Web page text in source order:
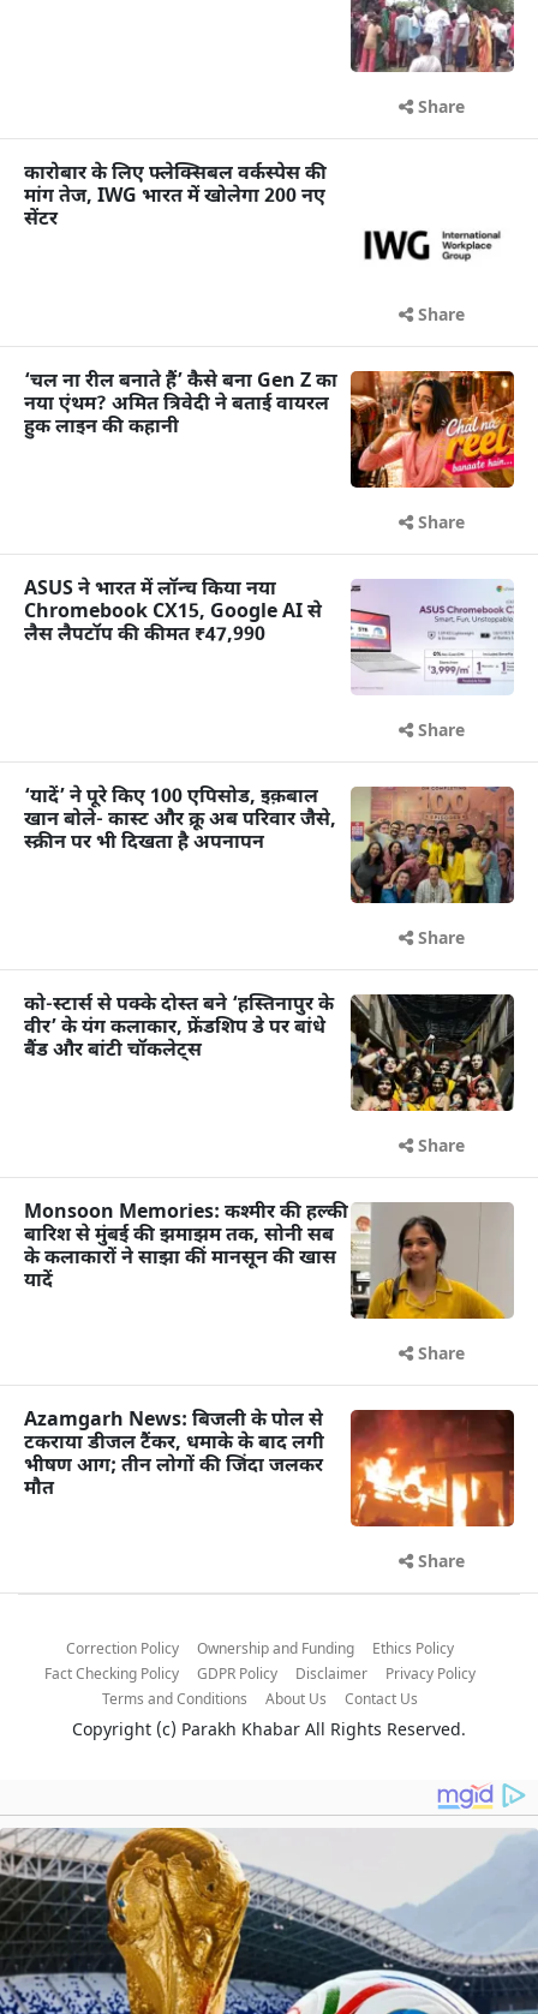
Share
कारोबार के लिए फ्लेक्सिबल वर्कस्पेस की
मांग तेज, IWG भारत में खोलेगा 200 नए
सेंटर
Share
‘चल ना रील बनाते हैं’ कैसे बना Gen Z का
नया एंथम? अमित त्रिवेदी ने बताई वायरल
हुक लाइन की कहानी
Share
ASUS ने भारत में लॉन्च किया नया
Chromebook CX15, Google AI से
लैस लैपटॉप की कीमत ₹47,990
Share
‘यादें’ ने पूरे किए 100 एपिसोड, इक़बाल
खान बोले- कास्ट और क्रू अब परिवार जैसे,
स्क्रीन पर भी दिखता है अपनापन
Share
को-स्टार्स से पक्के दोस्त बने ‘हस्तिनापुर के
वीर’ के यंग कलाकार, फ्रेंडशिप डे पर बांधे
बैंड और बांटी चॉकलेट्स
Share
Monsoon Memories: कश्मीर की हल्की
बारिश से मुंबई की झमाझम तक, सोनी सब
के कलाकारों ने साझा कीं मानसून की खास
यादें
Share
Azamgarh News: बिजली के पोल से
टकराया डीजल टैंकर, धमाके के बाद लगी
भीषण आग; तीन लोगों की जिंदा जलकर
मौत
Share
Correction Policy Ownership and Funding
Ethics Policy
Fact Checking Policy
GDPR Policy Disclaimer
Privacy Policy
Terms and Conditions
About Us Contact Us
Copyright (c) Parakh Khabar All Rights Reserved.